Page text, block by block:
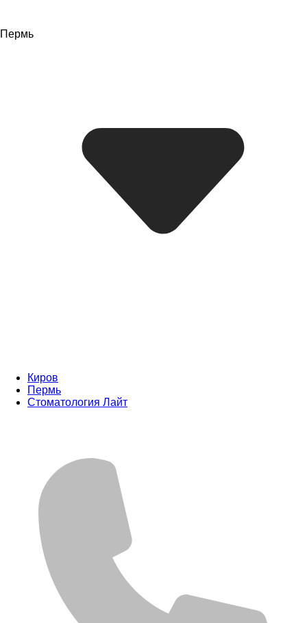
Пермь
Киров
Пермь
Стоматология Лайт